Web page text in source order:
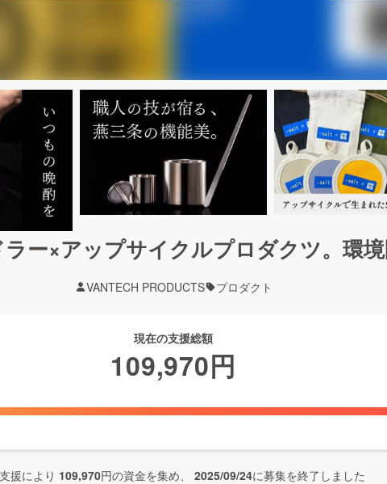
ー×アップサイクルプロダクツ。環
VANTECH PRODUCTS プロダクト
現在の支援総額
109,970円
援により 109,970円の資金を集め、 2025/09/24に募集を終了しました